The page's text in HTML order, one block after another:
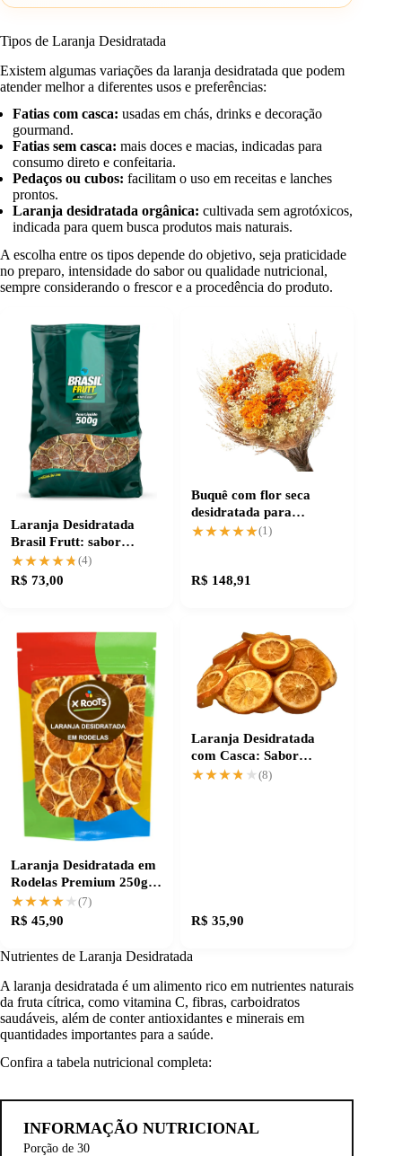
Tipos de Laranja Desidratada
Existem algumas variações da laranja desidratada que podem
atender melhor a diferentes usos e preferências:
Fatias com casca: usadas em chás, drinks e decoração
gourmand.
Fatias sem casca: mais doces e macias, indicadas para
consumo direto e confeitaria.
Pedaços ou cubos: facilitam o uso em receitas e lanches
prontos.
Laranja desidratada orgânica: cultivada sem agrotóxicos,
indicada para quem busca produtos mais naturais.
A escolha entre os tipos depende do objetivo, seja praticidade
no preparo, intensidade do sabor ou qualidade nutricional,
sempre considerando o frescor e a procedência do produto.
Laranja Desidratada
Brasil Frutt: sabor
prático e intenso
★★★★★
★★★★★ (4)
R$ 73,00
Buquê com flor seca
desidratada para
decoração charmosa
★★★★★
★★★★★(1)
R$ 148,91
Laranja Desidratada em
Rodelas Premium 250g
para receitas finas
★★★★★
★★★★★ (7)
R$ 45,90
Laranja Desidratada
com Casca: Sabor
Intenso e Praticidade
★★★★★
★★★★★(8)
R$ 35,90
Nutrientes de Laranja Desidratada
A laranja desidratada é um alimento rico em nutrientes naturais
da fruta cítrica, como vitamina C, fibras, carboidratos
saudáveis, além de conter antioxidantes e minerais em
quantidades importantes para a saúde.
Confira a tabela nutricional completa:
INFORMAÇÃO NUTRICIONAL
Porção de 30